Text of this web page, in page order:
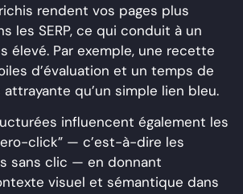
rendent vos pages plus
les SERP, ce qui conduit à un
élevé. Par exemple, une recette
d’évaluation et un temps de
qu’un simple lien bleu.
influencent également les
click” — c’est-à-dire les
sans clic — en donnant
visuel et sémantique dans